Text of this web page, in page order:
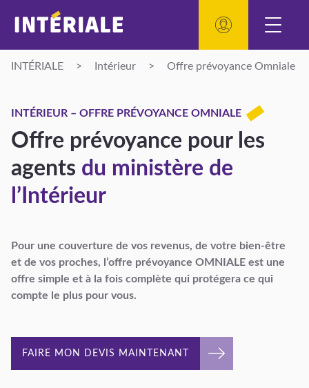
INTÉRIALE > Intérieur > Offre prévoyance Omniale
INTÉRIEUR – OFFRE PRÉVOYANCE OMNIALE
Offre prévoyance pour les
agents du ministère de
l’Intérieur
Pour une couverture de vos revenus, de votre bien-être
et de vos proches, l’offre prévoyance OMNIALE est une
offre simple et à la fois complète qui protégera ce qui
compte le plus pour vous.
FAIRE MON DEVIS MAINTENANT